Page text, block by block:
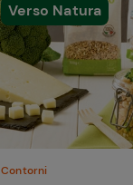
Verso Natura
Contorni